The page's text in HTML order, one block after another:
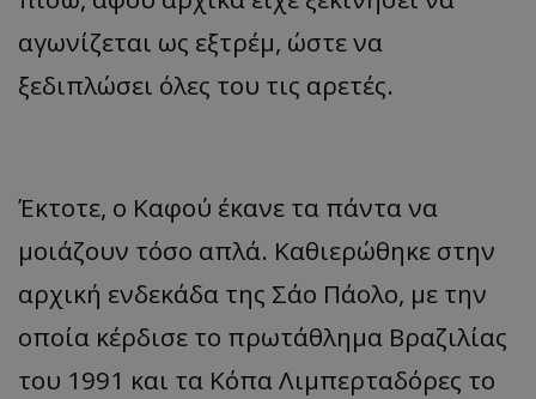
αγωνίζεται ως εξτρέμ, ώστε να
ξεδιπλώσει όλες του τις αρετές.
Έκτοτε, ο Καφού έκανε τα πάντα να
μοιάζουν τόσο απλά. Καθιερώθηκε στην
αρχική ενδεκάδα της Σάο Πάολο, με την
οποία κέρδισε το πρωτάθλημα Βραζιλίας
του 1991 και τα Κόπα Λιμπερταδόρες το